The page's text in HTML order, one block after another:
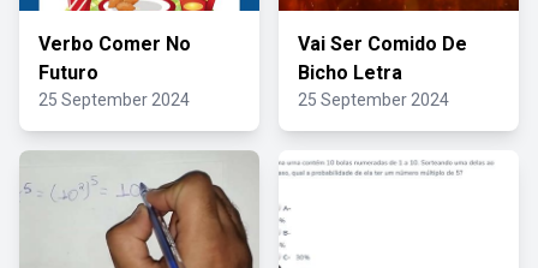
Verbo Comer No
Futuro
25 September 2024
Vai Ser Comido De
Bicho Letra
25 September 2024